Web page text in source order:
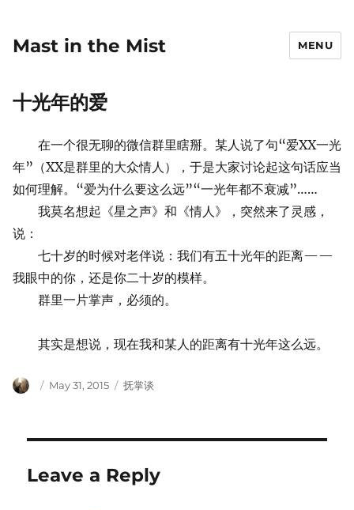
Mast in the Mist MENU
十光年的爱
在一个很无聊的微信群里瞎掰。某人说了句“爱XX一光
年”（XX是群里的大众情人），于是大家讨论起这句话应当
如何理解。“爱为什么要这么远”“一光年都不衰减”……
我莫名想起《星之声》和《情人》，突然来了灵感，
说：
七十岁的时候对老伴说：我们有五十光年的距离——
我眼中的你，还是你二十岁的模样。
群里一片掌声，必须的。
其实是想说，现在我和某人的距离有十光年这么远。
Author
Posted
May 31, 2015 Categories
抚掌谈
Leave a Reply